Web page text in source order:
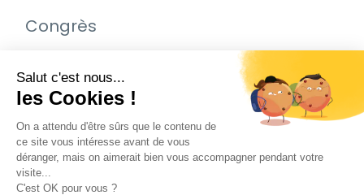
Congrès
Remise de prix – Awards
Journée Portes Ouvertes (JPO)